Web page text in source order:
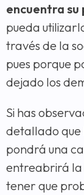
encuentra su
pueda
través de la
pues porque
dejado los
Si has
detallado que
pondrá una
entreabrirá la
tener que